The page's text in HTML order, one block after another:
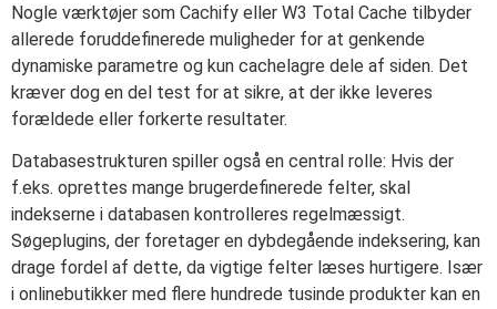
Nogle værktøjer som Cachify eller W3 Total Cache tilbyder
allerede foruddefinerede muligheder for at genkende
dynamiske parametre og kun cachelagre dele af siden. Det
kræver dog en del test for at sikre, at der ikke leveres
forældede eller forkerte resultater.
Databasestrukturen spiller også en central rolle: Hvis der
f.eks. oprettes mange brugerdefinerede felter, skal
indekserne i databasen kontrolleres regelmæssigt.
Søgeplugins, der foretager en dybdegående indeksering, kan
drage fordel af dette, da vigtige felter læses hurtigere. Især
i onlinebutikker med flere hundrede tusinde produkter kan en